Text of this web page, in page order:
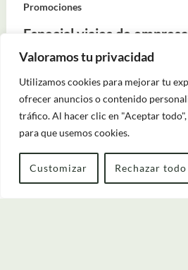
Valoramos tu privacidad
Utilizamos cookies para mejorar tu
ofrecer anuncios o contenido
tráfico. Al hacer clic en "Aceptar
para que usemos cookies.
Customizar Rechazar todo
Entrada — Salida 2
Promociones
Especial viajes de empresa
Por marzo 5, 2024
Si viaja por trabajo a Ribadeo, en
todo lo que necesita. No dude en
directamente